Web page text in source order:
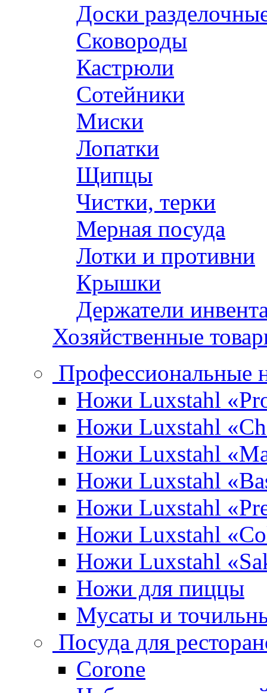
Доски
Сковороды
Кастрюли
Сотейники
Миски
Лопатки
Щипцы
Чистки, терки
Мерная посуда
Лотки и противни
Крышки
Держатели
Хозяйственные
Профессиональные
Ножи Luxstahl
Ножи Luxstahl
Ножи Luxstahl
Ножи Luxstahl
Ножи Luxstahl
Ножи Luxstahl
Ножи Luxstahl
Ножи для пиццы
Мусаты и
Посуда для
Corone